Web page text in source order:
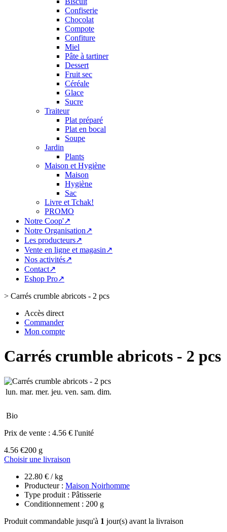
Confiserie
Chocolat
Compote
Confiture
Miel
Pâte à tartiner
Dessert
Fruit sec
Céréale
Glace
Sucre
Traiteur
Plat préparé
Plat en bocal
Soupe
Jardin
Plants
Maison et Hygiène
Maison
Hygiène
Sac
Livre et Tchak!
PROMO
Notre Coop'↗
Notre Organisation↗
Les producteurs↗
Vente en ligne et magasin↗
Nos activités↗
Contact↗
Eshop Pro↗
> Carrés crumble abricots - 2 pcs
Accès direct
Commander
Mon compte
Carrés crumble abricots - 2 pcs
lun. mar. mer. jeu. ven. sam. dim.
Bio
Prix de vente : 4.56 € l'unité
4.56 €200 g
Choisir une livraison
22.80 € / kg
Producteur : Maison Noirhomme
Type produit : Pâtisserie
Conditionnement : 200 g
Produit commandable jusqu'à 1 jour(s) avant la livraison